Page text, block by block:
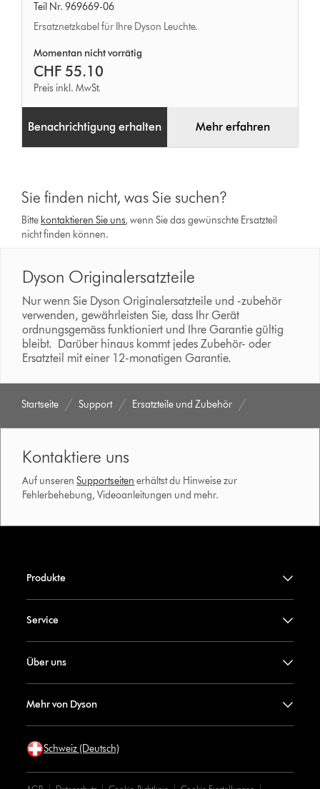
Teil Nr. 969669-06
Ersatznetzkabel für Ihre Dyson Leuchte.
Momentan nicht vorrätig
CHF 55.10
Preis inkl. MwSt.
Benachrichtigung erhalten Mehr erfahren
Sie finden nicht, was Sie suchen?
Bitte kontaktieren Sie uns, wenn Sie das gewünschte Ersatzteil
nicht finden können.
Dyson Originalersatzteile
Nur wenn Sie Dyson Originalersatzteile und -zubehör
verwenden, gewährleisten Sie, dass Ihr Gerät
ordnungsgemäss funktioniert und Ihre Garantie gültig
bleibt. Darüber hinaus kommt jedes Zubehör- oder
Ersatzteil mit einer 12-monatigen Garantie.
Startseite Support Ersatzteile und Zubehör
Kontaktiere uns
Auf unserenSupportseiten erhältst du Hinweise zur
Fehlerbehebung, Videoanleitungen und mehr.
Produkte
Service
Über uns
Mehr von Dyson
Schweiz (Deutsch)